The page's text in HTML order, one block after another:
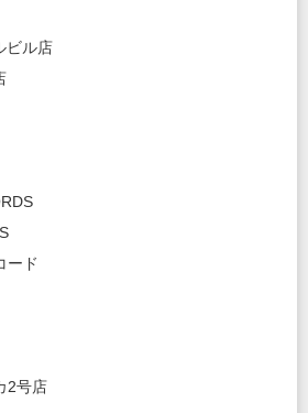
ビル店
ード
2号店